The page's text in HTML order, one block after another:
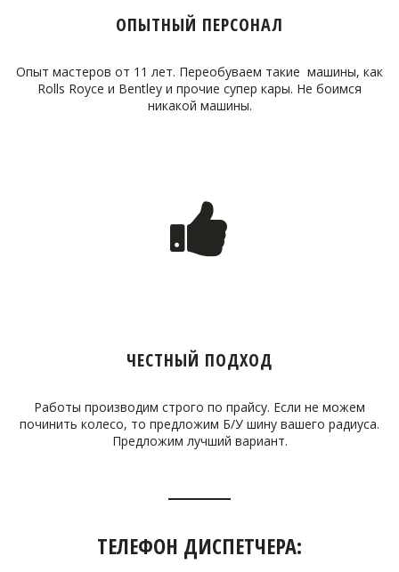
ОПЫТНЫЙ ПЕРСОНАЛ
Опыт мастеров от 11 лет. Переобуваем такие машины, как
Rolls Royce и Bentley и прочие супер кары. Не боимся
никакой машины.
ЧЕСТНЫЙ ПОДХОД
Работы производим строго по прайсу. Если не можем
починить колесо, то предложим Б/У шину вашего радиуса.
Предложим лучший вариант.
ТЕЛЕФОН ДИСПЕТЧЕРА: